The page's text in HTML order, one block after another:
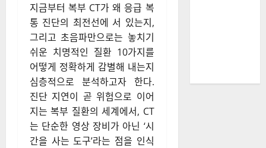
지금부터 복부 CT가 왜 응급 복
통 진단의 최전선에 서 있는지,
그리고 초음파만으로는 놓치기
쉬운 치명적인 질환 10가지를
어떻게 정확하게 감별해 내는지
심층적으로 분석하고자 한다.
진단 지연이 곧 위험으로 이어
지는 복부 질환의 세계에서, CT
는 단순한 영상 장비가 아닌 ‘시
간을 사는 도구’라는 점을 인식